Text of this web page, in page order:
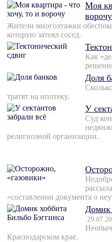
Моя
ворочу
Жители многоэтажки
которую затеял сосед.
Как
Доля
тратят на ипотеку.
У
Суд
религиозной организации.
«составлении документа о
Домик
Краснодарском крае.